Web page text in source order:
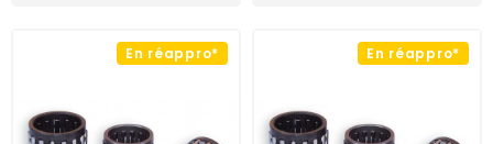
En réappro* En réappro*